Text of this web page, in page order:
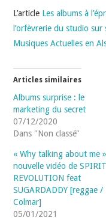
L’article Les albums à
l’orfèvrerie du studio sur
Musiques Actuelles en
Articles similaires
Albums surprise : le
marketing du secret
07/12/2020
Dans "Non classé"
« Why talking about me
nouvelle vidéo de SPIRIT
REVOLUTION feat
SUGARDADDY [reggae /
Colmar]
05/01/2021